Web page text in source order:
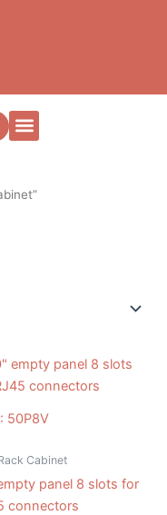
50P8V
Cabinet
panel 8 slots for
connectors